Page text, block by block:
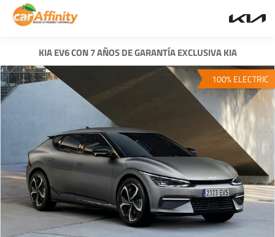
KIA EV6 CON 7 AÑOS DE GARANTÍA EXCLUSIVA KIA
100% ELECTRIC